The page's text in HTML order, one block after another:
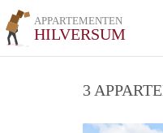
APPARTEMENTEN
HILVERSUM
3